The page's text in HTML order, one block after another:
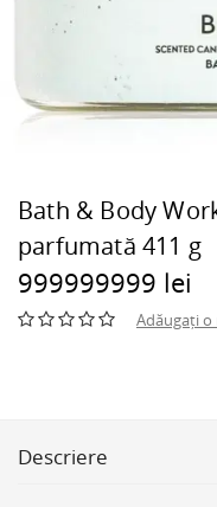
Bath & Body
parfumată 411 g
999999999 lei
Adăugați o
Descriere